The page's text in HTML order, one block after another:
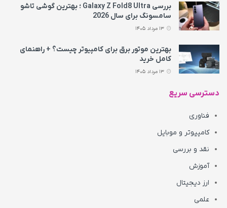
بررسی Galaxy Z Fold8 Ultra ؛ بهترین گوشی تاشو
سامسونگ برای سال 2026
بهترین موتور برق برای کامپیوتر چیست؟ + راهنمای
کامل خرید
دسترسی سریع
فناوری
کامپیوتر و موبایل
نقد و بررسی
آموزش
ارز دیجیتال
علمی